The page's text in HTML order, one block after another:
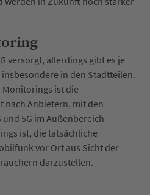
versorgt, allerdings gibt es je
in den Stadtteilen.
Monitorings ist die
nach Anbietern, mit den
5G im Außenbereich
ist, die tatsächliche
vor Ort aus Sicht der
darzustellen.